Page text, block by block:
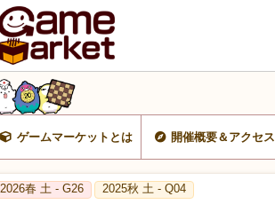
ゲームマーケットとは 開催概要＆アクセス
2026春 土 - G26 2025秋 土 - Q04